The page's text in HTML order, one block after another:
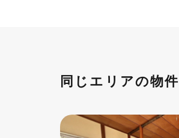
同じエリアの物件